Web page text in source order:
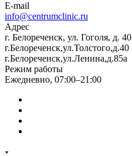
E-mail
info@centrumclinic.ru
Адрес
г. Белореченск, ул. Гоголя, д. 40
г.Белореченск,ул.Толстого,д.40
г.Белореченск,ул.Ленина,д.85а
Режим работы
Ежедневно, 07:00–21:00